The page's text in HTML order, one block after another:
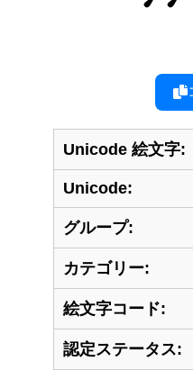
Unicode 絵文字:
Unicode:
グループ:
カテゴリー:
絵文字コード:
認定ステータス: